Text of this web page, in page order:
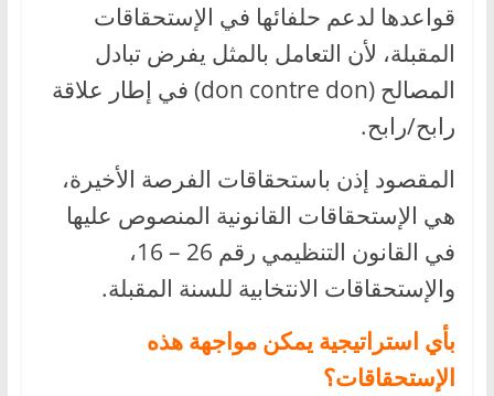
قواعدها لدعم حلفائها في الإستحقاقات
المقبلة، لأن التعامل بالمثل يفرض تبادل
المصالح (don contre don) في إطار علاقة
رابح/رابح.
المقصود إذن باستحقاقات الفرصة الأخيرة،
هي الإستحقاقات القانونية المنصوص عليها
في القانون التنظيمي رقم 26 – 16،
والإستحقاقات الانتخابية للسنة المقبلة.
بأي استراتيجية يمكن مواجهة هذه
الإستحقاقات؟